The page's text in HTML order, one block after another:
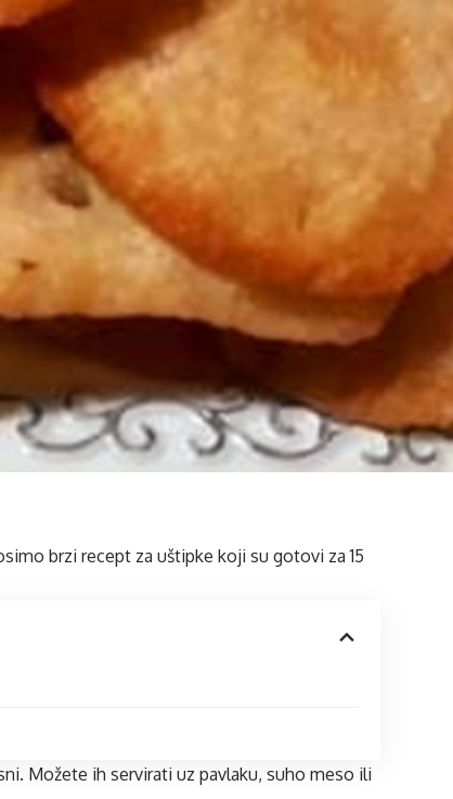
brzi recept za uštipke koji su gotovi za 15
Možete ih servirati uz pavlaku, suho meso ili